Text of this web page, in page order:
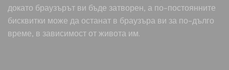
докато браузърът ви бъде затворен, а по-постоянните
бисквитки може да останат в браузъра ви за по-дълго
време, в зависимост от живота им.